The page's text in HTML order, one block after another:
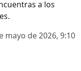
a los
mayo de 2026, 9:10